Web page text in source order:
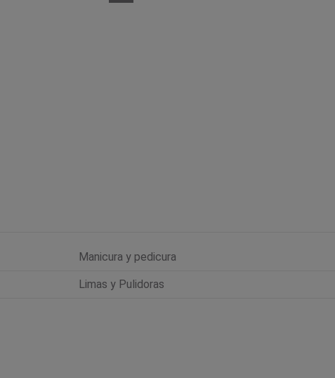
Manicura y pedicura
Limas y Pulidoras